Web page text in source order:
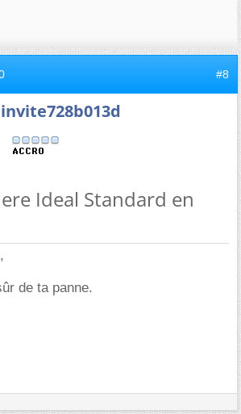
#8
invite728b013d
Ideal Standard en
de ta panne.